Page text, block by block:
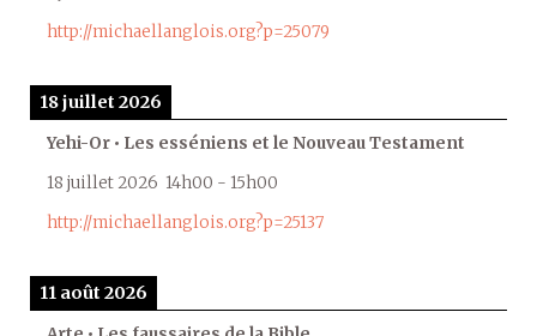
http://michaellanglois.org?p=25079
18 juillet 2026
Yehi-Or • Les esséniens et le Nouveau Testament
18 juillet 2026 14h00 - 15h00
http://michaellanglois.org?p=25137
11 août 2026